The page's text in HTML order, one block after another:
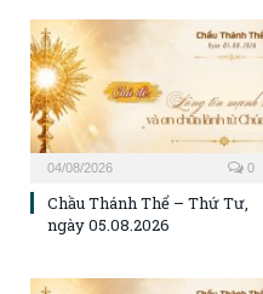
04/08/2026 0
Chầu Thánh Thể – Thứ Tư,
ngày 05.08.2026